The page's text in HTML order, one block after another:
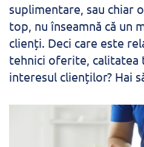
suplimentare, sau chiar
top, nu înseamnă că un
clienți. Deci care este
tehnici oferite, calitatea
interesul clienților? Hai